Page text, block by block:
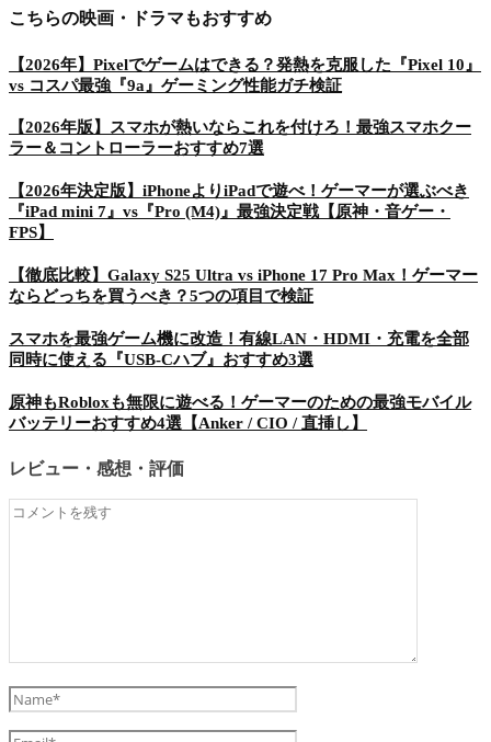
こちらの映画・ドラマもおすすめ
【2026年】Pixelでゲームはできる？発熱を克服した『Pixel 10』
vs コスパ最強『9a』ゲーミング性能ガチ検証
【2026年版】スマホが熱いならこれを付けろ！最強スマホクー
ラー＆コントローラーおすすめ7選
【2026年決定版】iPhoneよりiPadで遊べ！ゲーマーが選ぶべき
『iPad mini 7』vs『Pro (M4)』最強決定戦【原神・音ゲー・
FPS】
【徹底比較】Galaxy S25 Ultra vs iPhone 17 Pro Max！ゲーマー
ならどっちを買うべき？5つの項目で検証
スマホを最強ゲーム機に改造！有線LAN・HDMI・充電を全部
同時に使える『USB-Cハブ』おすすめ3選
原神もRobloxも無限に遊べる！ゲーマーのための最強モバイル
バッテリーおすすめ4選【Anker / CIO / 直挿し】
レビュー・感想・評価